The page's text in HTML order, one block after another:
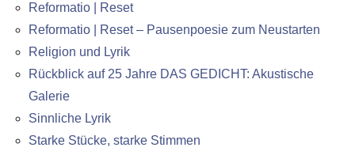
Reformatio | Reset
Reformatio | Reset – Pausenpoesie zum Neustarten
Religion und Lyrik
Rückblick auf 25 Jahre DAS GEDICHT: Akustische
Galerie
Sinnliche Lyrik
Starke Stücke, starke Stimmen